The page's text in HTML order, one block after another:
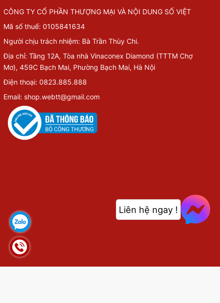
CÔNG TY CỔ PHẦN THƯỢNG MẠI VÀ NỘI DUNG SỐ VIỆT
Mã số thuế: 0105841634
Người chịu trách nhiệm: Bà Trần Thùy Chi.
Địa chỉ: Tầng 12A, Tòa nhà Vinaconex Diamond (TTTM Chợ
Mơ), 459C Bạch Mai, Phường Bạch Mai, Hà Nội
Điện thoại: 0823.885.888
Email: shop.webtt@gmail.com
Liên hệ ngay !